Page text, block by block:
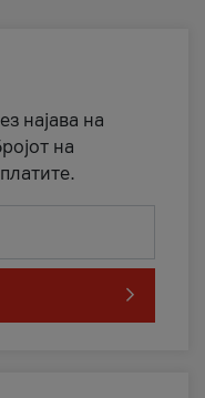
најава на
на